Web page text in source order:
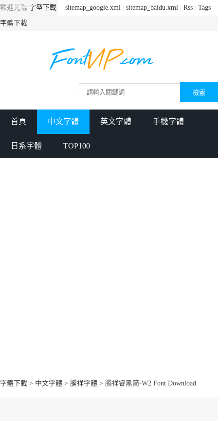
sitemap_google.xml sitemap_baidu.xml Rss Tags
歡迎光臨 字型下載
字體下載
首頁 中文字體 英文字體 手機字體
日系字體 TOP100
字體下載 > 中文字體 > 騰祥字體 > 腾祥睿黑简-W2 Font Download